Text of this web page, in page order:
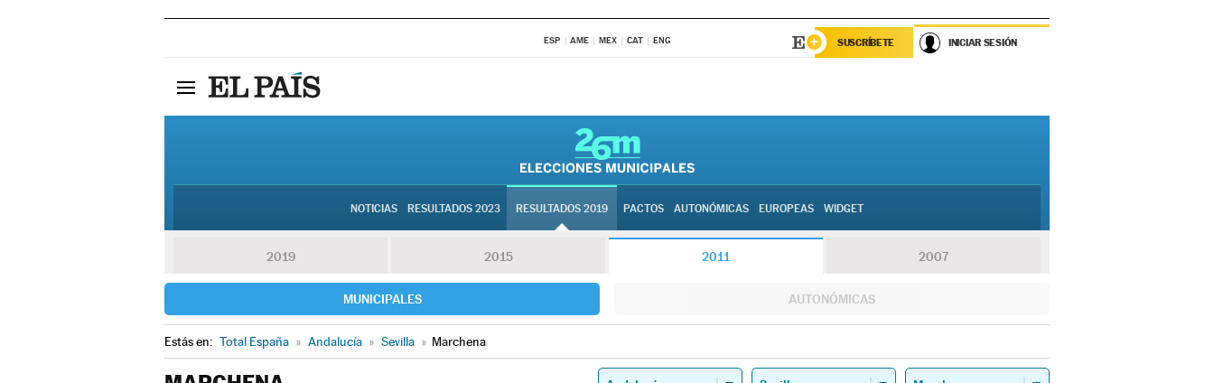
ESP AME MEX CAT ENG SUSCRÍBETE INICIAR SESIÓN
NOTICIAS RESULTADOS 2023 RESULTADOS 2019 PACTOS AUTONÓMICAS EUROPEAS WIDGET
2019 2015 2011 2007
MUNICIPALES AUTONÓMICAS
Estás en: Total España » Andalucía » Sevilla » Marchena